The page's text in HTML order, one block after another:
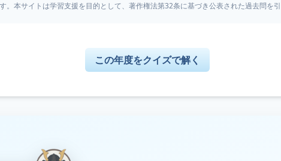
。本サイトは学習支援を目的として、著作権法第32条に基づき公表された過去問を
この年度をクイズで解く